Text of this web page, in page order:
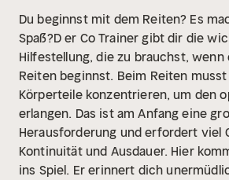
Du beginnst mit dem Reiten? Es
Spaß?D er Co Trainer gibt dir die
Hilfestellung, die zu brauchst, wenn
Reiten beginnst. Beim Reiten
Körperteile konzentrieren, um den
erlangen. Das ist am Anfang eine
Herausforderung und erfordert viel
Kontinuität und Ausdauer. Hier
ins Spiel. Er erinnert dich